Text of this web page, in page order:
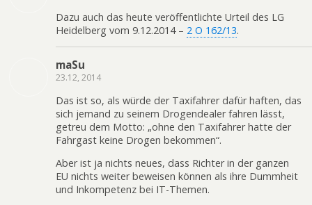
Dazu auch das heute veröffentlichte Urteil des LG
Heidelberg vom 9.12.2014 – 2 O 162/13.
maSu
23.12, 2014
Das ist so, als würde der Taxifahrer dafür haften, das
sich jemand zu seinem Drogendealer fahren lässt,
getreu dem Motto: „ohne den Taxifahrer hatte der
Fahrgast keine Drogen bekommen“.
Aber ist ja nichts neues, dass Richter in der ganzen
EU nichts weiter beweisen können als ihre Dummheit
und Inkompetenz bei IT-Themen.